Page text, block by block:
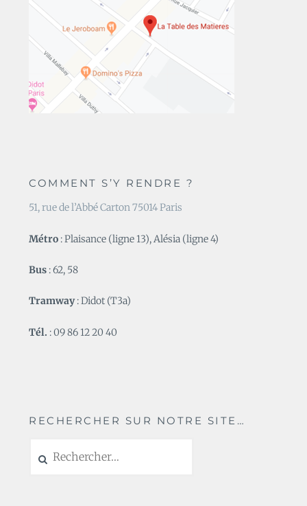
COMMENT S’Y RENDRE ?
51, rue de l’Abbé Carton 75014 Paris
Métro : Plaisance (ligne 13), Alésia (ligne 4)
Bus : 62, 58
Tramway: Didot (T3a)
Tél. : 09 86 12 20 40
RECHERCHER SUR NOTRE SITE…